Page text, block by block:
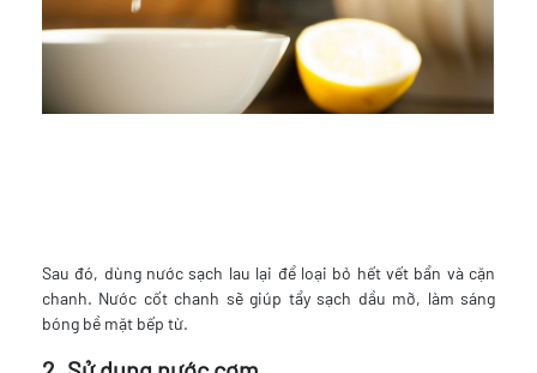
Sau đó, dùng nước sạch lau lại để loại bỏ hết vết bẩn và cặn
chanh. Nước cốt chanh sẽ giúp tẩy sạch dầu mỡ, làm sáng
bóng bề mặt bếp từ.